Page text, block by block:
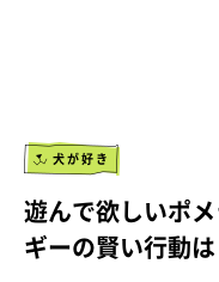
犬が好き
遊んで欲しいポ
ギーの賢い行動は